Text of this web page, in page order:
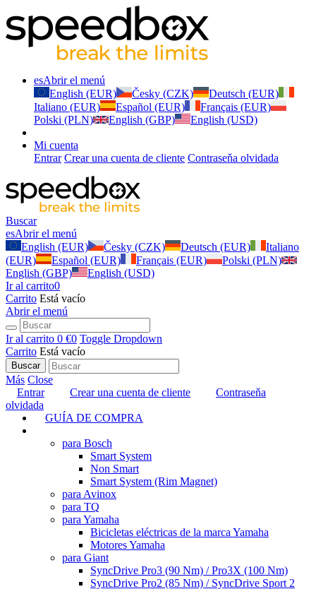
esAbrir el menú
English (EUR)
Česky (CZK)
Deutsch (EUR)
Italiano (EUR)
Español (EUR)
Français (EUR)
Polski (PLN)
English (GBP) English (USD)
Mi cuenta
Entrar Crear una cuenta de cliente Contraseňa olvidada
Buscar
esAbrir el menú
English (EUR)
Česky (CZK) Deutsch (EUR)
Italiano
(EUR)
Español (EUR) Français (EUR)
Polski (PLN)
English (GBP)
English (USD)
Ir al carrito0
Carrito Está vacío
Abrir el menú
Ir al carrito 0 €0 Toggle Dropdown
Carrito Está vacío
Buscar
Más Close
Entrar
Crear una cuenta de cliente
Contraseňa
olvidada
GUÍA DE COMPRA
para Bosch
Smart System
Non Smart
Smart System (Rim Magnet)
para Avinox
para TQ
para Yamaha
Bicicletas eléctricas de la marca Yamaha
Motores Yamaha
para Giant
SyncDrive Pro3 (90 Nm) / Pro3X (100 Nm)
SyncDrive Pro2 (85 Nm) / SyncDrive Sport 2